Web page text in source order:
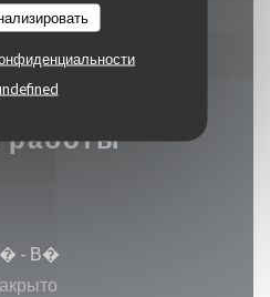
карточка
- В�